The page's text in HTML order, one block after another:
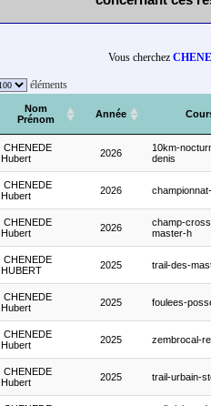
Vous cherchez
éléments
Nom
Prénom
Année
CHENEDE
Hubert
2026
10km-
denis
CHENEDE
Hubert
2026
CHENEDE
Hubert
2026
champ-
master-h
CHENEDE
HUBERT
2025 trail-des-
CHENEDE
Hubert
2025 foulees-
CHENEDE
Hubert
2025 zembrocal-
CHENEDE
Hubert
2025 trail-urbain-